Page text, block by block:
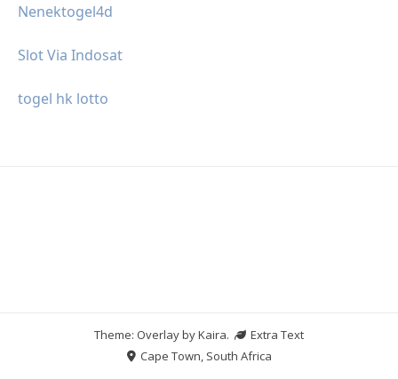
Nenektogel4d
Slot Via Indosat
togel hk lotto
Theme: Overlay byKaira.
Extra Text
Cape Town, South Africa